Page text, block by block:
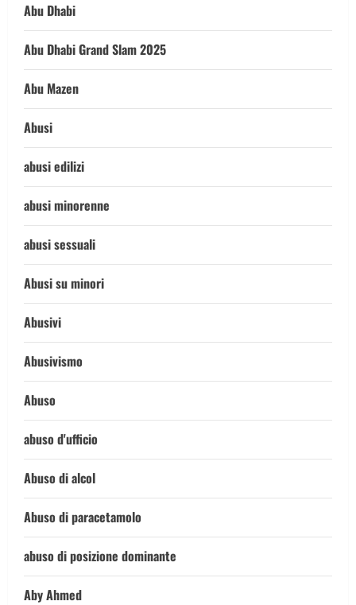
Abu Dhabi
Abu Dhabi Grand Slam 2025
Abu Mazen
Abusi
abusi edilizi
abusi minorenne
abusi sessuali
Abusi su minori
Abusivi
Abusivismo
Abuso
abuso d'ufficio
Abuso di alcol
Abuso di paracetamolo
abuso di posizione dominante
Aby Ahmed